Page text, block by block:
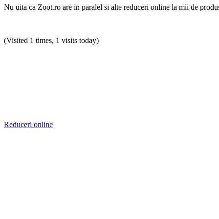
Nu uita ca Zoot.ro are in paralel si alte reduceri online la mii de
(Visited 1 times, 1 visits today)
Reduceri online